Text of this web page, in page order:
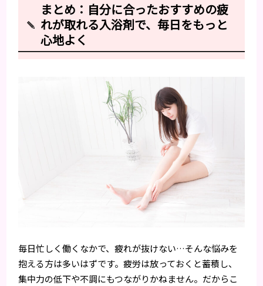
まとめ：自分に合ったおすすめの疲
れが取れる入浴剤で、毎日をもっと
心地よく
毎日忙しく働くなかで、疲れが抜けない…そんな悩みを
抱える方は多いはずです。疲労は放っておくと蓄積し、
集中力の低下や不調にもつながりかねません。だからこ